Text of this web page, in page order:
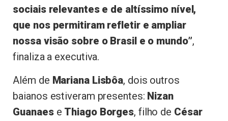
sociais relevantes e de altíssimo nível,
que nos permitiram refletir e ampliar
nossa visão sobre o Brasil e o mundo”,
finaliza a executiva.
Além de Mariana Lisbôa, dois outros
baianos estiveram presentes: Nizan
Guanaese Thiago Borges, filho de César